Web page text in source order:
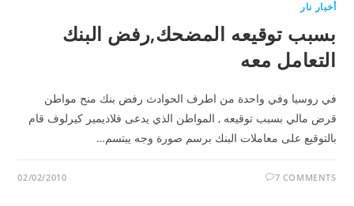
أخبار نار
بسبب توقيعه المضحك,رفض البنك
التعامل معه
في روسيا وفي واحدة من اطرف الحوادث رفض بنك منح مواطن
قرض مالي بسبب توقيعه , المواطن الذي يدعى فلاديمير كيرلوف قام
بالتوقيع على معاملات البنك برسم صورة وجه يبتسم…
7 COMMENTS
02/02/2010